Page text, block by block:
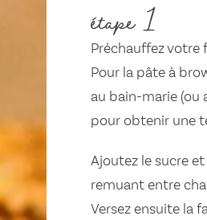
étape 1
Préchauffez votre
Pour la pâte à
au bain-marie (ou
pour obtenir une
Ajoutez le sucre
remuant entre
Versez ensuite la